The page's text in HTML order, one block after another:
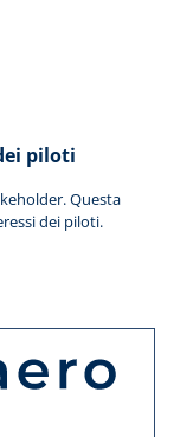
piloti
Questa
dei piloti.